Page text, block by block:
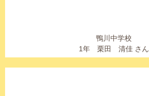
鴨川中学校
1年 栗田 清佳 さん